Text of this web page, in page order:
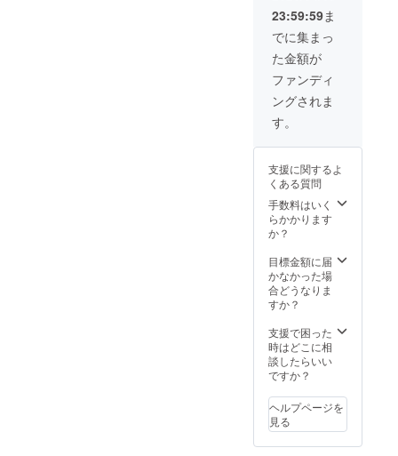
場合が
御座い
ます。
こちら
を了承
頂く方
のみチ
入をお
願い致
しま
す。 ※
配送料
は購入
ます。
(着払い
にて配
は通常
の物販
でも販
売致し
通常価
¥3,500-
※Tシャ
場され
た方の
個人情
報を主
催であ
る我々
ROAと
の取り
保健所
行政指
導に基
いて速
やかに
報を提
供させ
て頂く
ます。
こちら
を了承
頂く方
ケット
のご購
入をお
願い致
可能で
す。 ※
日時
は、平
日/週末
問わ
ず、午
定して
プロ
ジェク
ト終了
後に支
援者様
の上、
詳細日
時は決
定致し
※備考欄
に、
レッス
ンを希
曜日、
時間
帯、を
ご記載
通費、
音源制
作に関
する全
ての費
用含
む。）
23:59:59ま
でに集まっ
た金額が
ファンディ
ングされま
す。
支援に関するよ
くある質問
手数料はいく
らかかります
か？
目標金額に届
かなかった場
合どうなりま
すか？
支援で困った
時はどこに相
談したらいい
ですか？
ヘルプページを
見る